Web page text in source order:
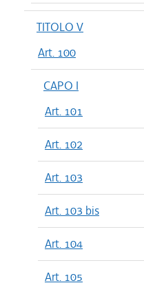
TITOLO V
Art. 100
CAPO I
Art. 101
Art. 102
Art. 103
Art. 103 bis
Art. 104
Art. 105